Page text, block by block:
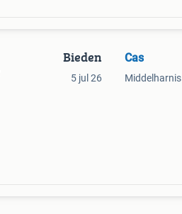
Bieden
5 jul 26
Cas
Middelharnis